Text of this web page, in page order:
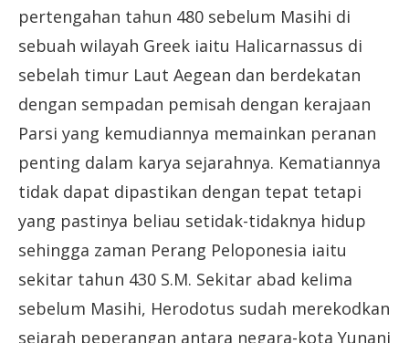
pertengahan tahun 480 sebelum Masihi di
sebuah wilayah Greek iaitu Halicarnassus di
sebelah timur Laut Aegean dan berdekatan
dengan sempadan pemisah dengan kerajaan
Parsi yang kemudiannya memainkan peranan
penting dalam karya sejarahnya. Kematiannya
tidak dapat dipastikan dengan tepat tetapi
yang pastinya beliau setidak-tidaknya hidup
sehingga zaman Perang Peloponesia iaitu
sekitar tahun 430 S.M. Sekitar abad kelima
sebelum Masihi, Herodotus sudah merekodkan
sejarah peperangan antara negara-kota Yunani